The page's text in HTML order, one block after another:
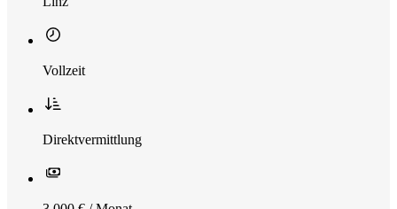
Vollzeit
Direktvermittlung